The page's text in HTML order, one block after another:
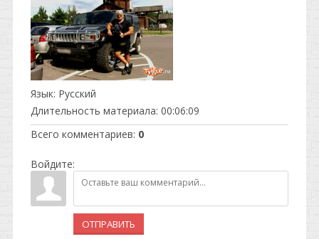
Язык: Русский
Длительность материала: 00:06:09
Всего комментариев: 0
Войдите:
ОТПРАВИТЬ